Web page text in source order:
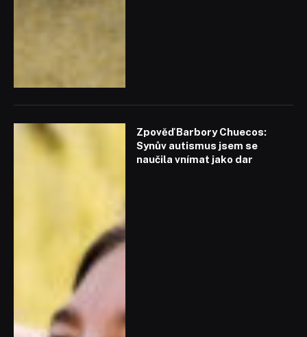
Zpověď Barbory Chuecos:
Synův autismus jsem se
naučila vnímat jako dar